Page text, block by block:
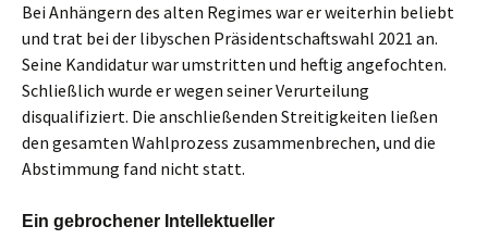
Bei Anhängern des alten Regimes war er weiterhin beliebt
und trat bei der libyschen Präsidentschaftswahl 2021 an.
Seine Kandidatur war umstritten und heftig angefochten.
Schließlich wurde er wegen seiner Verurteilung
disqualifiziert. Die anschließenden Streitigkeiten ließen
den gesamten Wahlprozess zusammenbrechen, und die
Abstimmung fand nicht statt.
Ein gebrochener Intellektueller